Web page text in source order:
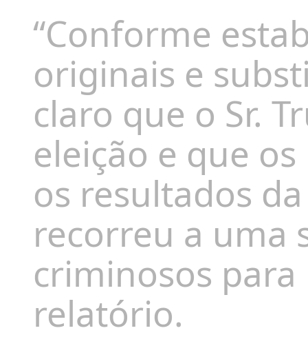
“Conforme
originais e
claro que o Sr.
eleição e que
os resultados
recorreu a uma
criminosos
relatório.